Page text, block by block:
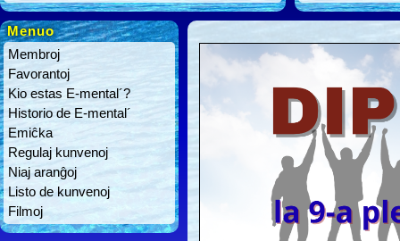
Menuo
Membroj
Favorantoj
Kio estas E-mental´?
Historio de E-mental´
Emiĉka
Regulaj kunvenoj
Niaj aranĝoj
Listo de kunvenoj
Filmoj